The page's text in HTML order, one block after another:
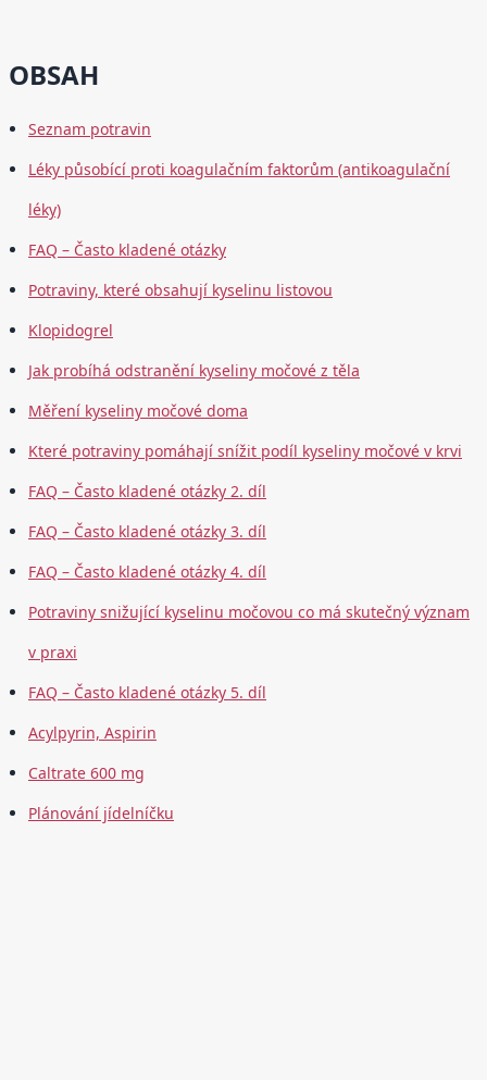
OBSAH
Seznam potravin
Léky působící proti koagulačním faktorům (antikoagulační
léky)
FAQ – Často kladené otázky
Potraviny, které obsahují kyselinu listovou
Klopidogrel
Jak probíhá odstranění kyseliny močové z těla
Měření kyseliny močové doma
Které potraviny pomáhají snížit podíl kyseliny močové v krvi
FAQ – Často kladené otázky 2. díl
FAQ – Často kladené otázky 3. díl
FAQ – Často kladené otázky 4. díl
Potraviny snižující kyselinu močovou co má skutečný význam
v praxi
FAQ – Často kladené otázky 5. díl
Acylpyrin, Aspirin
Caltrate 600 mg
Plánování jídelníčku